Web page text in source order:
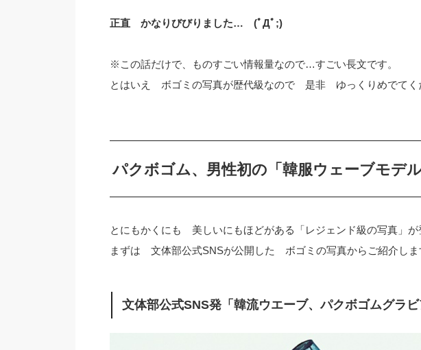
正直 かなりびびりました… (ﾟДﾟ;)
※この話だけで、ものすごい情報量なので…すごい長文です。
とはいえ ボゴミの写真が歴代級なので 是非 ゆっくりめでてく
パクボゴム、男性初の「韓服ウェーブモデ
とにもかくにも 美しいにもほどがある「レジェンド級の写真」が
まずは 文体部公式SNSが公開した ボゴミの写真からご紹介しま
文体部公式SNS発「韓流ウエーブ、パクボゴムグラビ